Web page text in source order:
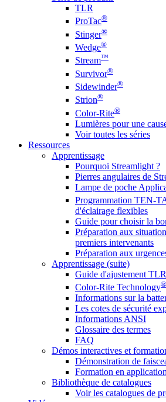
TLR
ProTac®
Stinger®
Wedge®
Stream™
Survivor®
Sidewinder®
Strion®
Color-Rite®
Lumières pour une
Voir toutes les séries
Ressources
Apprentissage
Pourquoi Streamlight ?
Pierres angulaires de
Lampe de poche
Programmation TEN-
d'éclairage flexibles
Guide pour choisir la
Préparation aux
premiers intervenants
Préparation aux
Apprentissage (suite)
Guide d'ajustement TLR
Color-Rite Technology®
Informations sur la
Les cotes de sécurité
Informations ANSI
Glossaire des termes
FAQ
Démos interactives et
Démonstration de
Formation en
Bibliothèque de catalogues
Voir les catalogues de